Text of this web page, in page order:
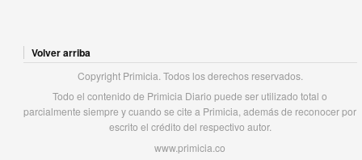
Volver arriba
Copyright Primicia. Todos los derechos reservados.
Todo el contenido de Primicia Diario puede ser utilizado total o
parcialmente siempre y cuando se cite a Primicia, además de reconocer por
escrito el crédito del respectivo autor.
www.primicia.co